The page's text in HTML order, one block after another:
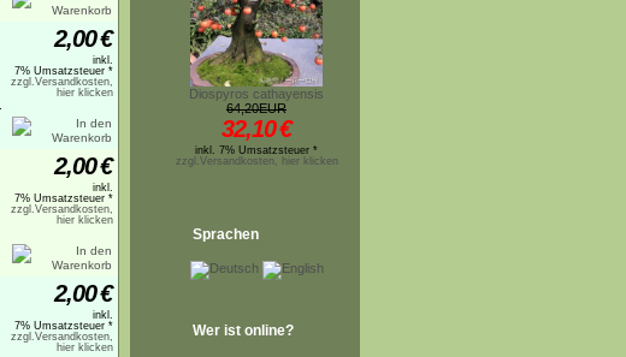
2,00€
inkl.
7% Umsatzsteuer *
zzgl.Versandkosten,
hier klicken
2,00€
inkl.
7% Umsatzsteuer *
zzgl.Versandkosten,
hier klicken
2,00€
inkl.
7% Umsatzsteuer *
zzgl.Versandkosten,
hier klicken
Diospyros cathayensis
64,20EUR
32,10€
inkl. 7% Umsatzsteuer *
zzgl.Versandkosten, hier klicken
Sprachen
Wer ist online?